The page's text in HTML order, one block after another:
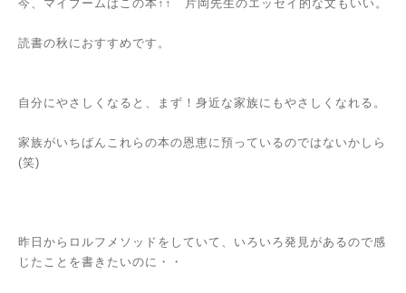
今、マイブームはこの本↑↑ 片岡先生のエッセイ的な文もいい。
読書の秋におすすめです。
自分にやさしくなると、まず！身近な家族にもやさしくなれる。
家族がいちばんこれらの本の恩恵に預っているのではないかしら
(笑)
昨日からロルフメソッドをしていて、いろいろ発見があるので感
じたことを書きたいのに・・